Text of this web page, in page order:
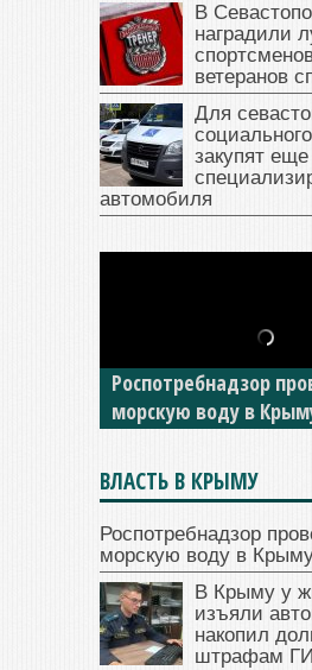
В
наградили
ветеранов
Для
закупят
автомобиля
Роспотребнадзор
морскую воду в
В Крыму у жителя Саки
изъяли автомобиль —
накопил долги по
ГИБДД
ВЛАСТЬ В КРЫМУ
Роспотребнадзор
морскую воду в
В Крыму у
изъяли
накопил
штрафам